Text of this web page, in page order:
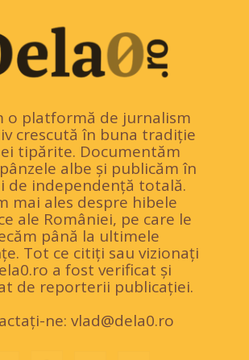
o platformă de jurnalism
crescută în buna tradiție
tipărite. Documentăm
albe și publicăm în
de independență totală.
mai ales despre hibele
ale României, pe care le
până la ultimele
Tot ce citiți sau vizionați
a fost verificat și
de reporterii publicației.
ne: vlad@dela0.ro